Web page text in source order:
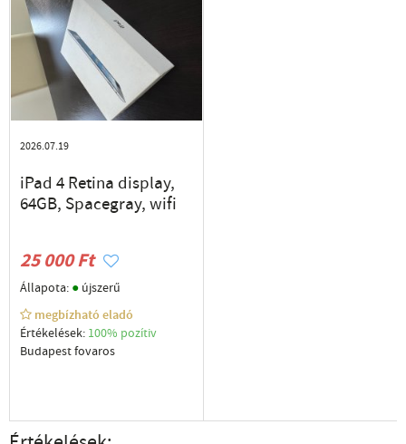
2026.07.19
iPad 4 Retina display,
64GB, Spacegray, wifi
25 000 Ft
Állapota: ● újszerű
megbízható eladó
Értékelések: 100% pozítiv
Budapest fovaros